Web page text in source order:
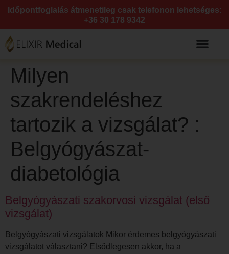
Időpontfoglalás átmenetileg csak telefonon lehetséges:
+36 30 178 9342
Milyen
szakrendeléshez
tartozik a vizsgálat? :
Belgyógyászat-
diabetológia
Belgyógyászati szakorvosi vizsgálat (első
vizsgálat)
Belgyógyászati vizsgálatok Mikor érdemes belgyógyászati
vizsgálatot választani? Elsődlegesen akkor, ha a